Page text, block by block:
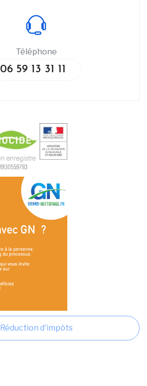
Téléphone
06 59 13 31 11
Réduction d'impôts